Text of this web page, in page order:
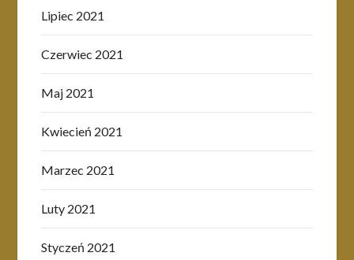
Lipiec 2021
Czerwiec 2021
Maj 2021
Kwiecień 2021
Marzec 2021
Luty 2021
Styczeń 2021